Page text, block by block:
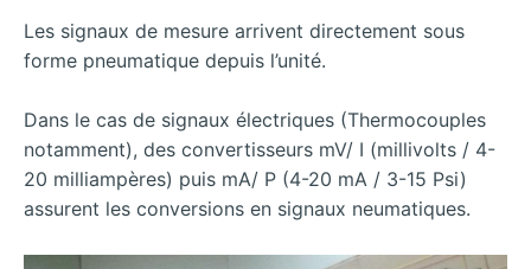
Les signaux de mesure arrivent directement sous
forme pneumatique depuis l’unité.
Dans le cas de signaux électriques (Thermocouples
notamment), des convertisseurs mV/ I (millivolts / 4-
20 milliampères) puis mA/ P (4-20 mA / 3-15 Psi)
assurent les conversions en signaux neumatiques.